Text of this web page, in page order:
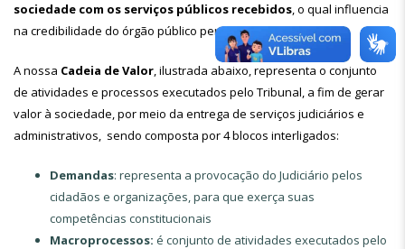
sociedade com os serviços públicos recebidos, o qual influencia
na credibilidade do órgão público perante a sociedade.
A nossa Cadeia de Valor, ilustrada abaixo, representa o conjunto
de atividades e processos executados pelo Tribunal, a fim de gerar
valor à sociedade, por meio da entrega de serviços judiciários e
administrativos, sendo composta por 4 blocos interligados:
Demandas: representa a provocação do Judiciário pelos
cidadãos e organizações, para que exerça suas
competências constitucionais
Macroprocessos: é conjunto de atividades executados pelo